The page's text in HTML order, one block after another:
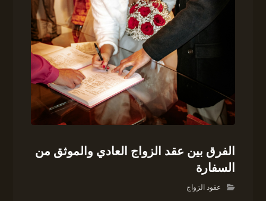
الفرق بين عقد الزواج العادي والموثق من
السفارة
عقود الزواج